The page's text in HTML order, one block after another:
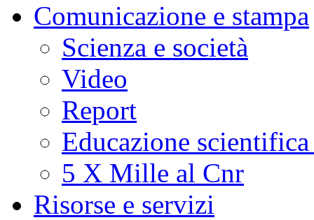
Comunicazione e stampa
Scienza e società
Video
Report
Educazione
5 X Mille al Cnr
Risorse e servizi